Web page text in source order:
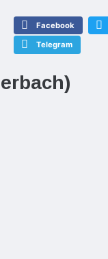
Facebook
Telegram